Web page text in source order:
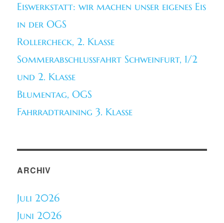
Eiswerkstatt: wir machen unser eigenes Eis
in der OGS
Rollercheck, 2. Klasse
Sommerabschlussfahrt Schweinfurt, 1/2
und 2. Klasse
Blumentag, OGS
Fahrradtraining 3. Klasse
ARCHIV
Juli 2026
Juni 2026